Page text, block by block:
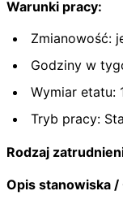
Warunki pracy:
Zmianowość:
Godziny w
Wymiar etatu:
Tryb pracy:
Rodzaj
Opis stanowiska /